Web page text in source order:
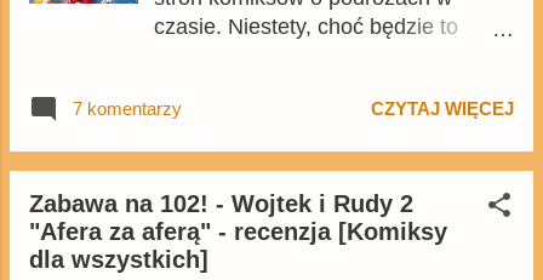
czasie. Niestety, choć będzie to
na 8 czerwca Dynastię . - Okładka -
Paperone e la rapina dell'altro secolo
- scen. Rodolfo Cimino, rys. Giorgio
Cavazzano - 19 stron - Once Upon A
Time...Urgh! - rys. Massimo Fecchi -
7 komentarzy CZYTAJ WIĘCEJ
Zabawa na 102! - Wojtek i Rudy 2
"Afera za aferą" - recenzja [Komiksy
dla wszystkich]